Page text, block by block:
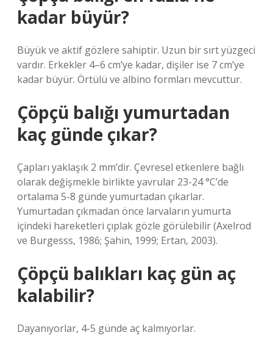
kadar büyür?
Büyük ve aktif gözlere sahiptir. Uzun bir sırt yüzgeci
vardır. Erkekler 4–6 cm’ye kadar, dişiler ise 7 cm’ye
kadar büyür. Örtülü ve albino formları mevcuttur.
Çöpçü balığı yumurtadan
kaç günde çıkar?
Çapları yaklaşık 2 mm’dir. Çevresel etkenlere bağlı
olarak değişmekle birlikte yavrular 23-24 °C’de
ortalama 5-8 günde yumurtadan çıkarlar.
Yumurtadan çıkmadan önce larvaların yumurta
içindeki hareketleri çıplak gözle görülebilir (Axelrod
ve Burgesss, 1986; Şahin, 1999; Ertan, 2003).
Çöpçü balıkları kaç gün aç
kalabilir?
Dayanıyorlar, 4-5 günde aç kalmıyorlar.